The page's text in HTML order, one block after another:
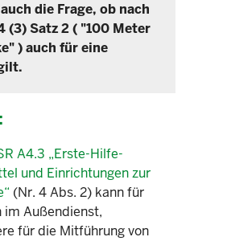
die Frage, ob nach
(3) Satz 2 ( "100 Meter
) auch für eine
A4.3 „Erste-Hilfe-
und Einrichtungen zur
(Nr. 4 Abs. 2) kann für
Außendienst,
für die Mitführung von